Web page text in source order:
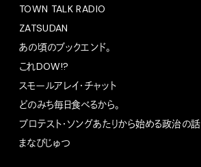
TOWN TALK RADIO
ZATSUDAN
あの頃のブックエンド。
これDOW!?
スモールアレイ・チャット
どのみち毎日食べるから。
プロテスト・ソングあたりから始める政治の話
まなびじゅつ